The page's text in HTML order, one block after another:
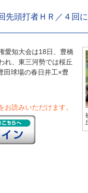
頭打者ＨＲ／４回
愛知大会は18日、豊橋
れ、東三河勢では桜丘
田球場の春日井工×豊
お読みいただけます。